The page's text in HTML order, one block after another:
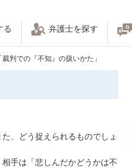
る 弁護士を探す
判での『不知』の扱いかた」
、どう捉えられるものでしょ
手は「悲しんだかどうかは不